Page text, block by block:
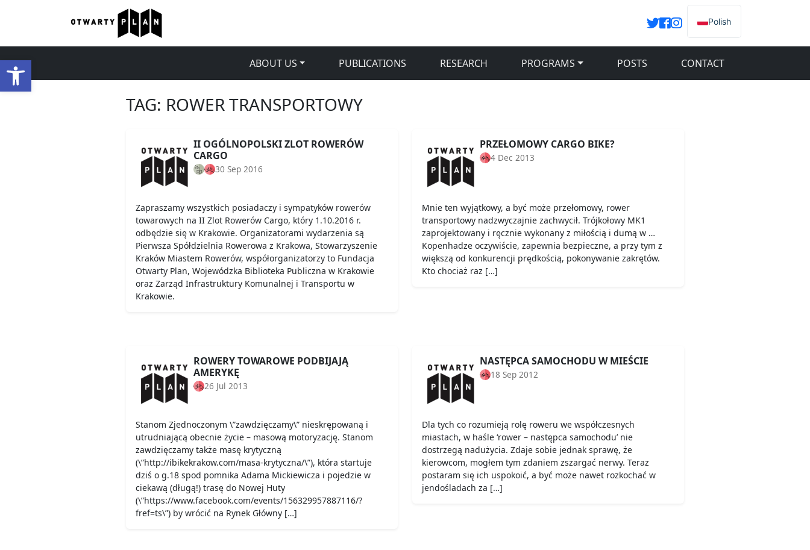
Open toolbar
Polish
ABOUT US PUBLICATIONS RESEARCH PROGRAMS POSTS CONTACT
TAG: ROWER TRANSPORTOWY
II OGÓLNOPOLSKI ZLOT ROWERÓW
CARGO
30 Sep 2016
Zapraszamy wszystkich posiadaczy i sympatyków rowerów
towarowych na II Zlot Rowerów Cargo, który 1.10.2016 r.
odbędzie się w Krakowie. Organizatorami wydarzenia są
Pierwsza Spółdzielnia Rowerowa z Krakowa, Stowarzyszenie
Kraków Miastem Rowerów, współorganizatorzy to Fundacja
Otwarty Plan, Wojewódzka Biblioteka Publiczna w Krakowie
oraz Zarząd Infrastruktury Komunalnej i Transportu w
Krakowie.
PRZEŁOMOWY CARGO BIKE?
4 Dec 2013
Mnie ten wyjątkowy, a być może przełomowy, rower
transportowy nadzwyczajnie zachwycił. Trójkołowy MK1
zaprojektowany i ręcznie wykonany z miłością i dumą w …
Kopenhadze oczywiście, zapewnia bezpieczne, a przy tym z
większą od konkurencji prędkością, pokonywanie zakrętów.
Kto chociaż raz […]
ROWERY TOWAROWE PODBIJAJĄ
AMERYKĘ
26 Jul 2013
Stanom Zjednoczonym \”zawdzięczamy\” nieskrępowaną i
utrudniającą obecnie życie – masową motoryzację. Stanom
zawdzięczamy także masę krytyczną
(\”http://ibikekrakow.com/masa-krytyczna/\”), która startuje
dziś o g.18 spod pomnika Adama Mickiewicza i pojedzie w
ciekawą (długą!) trasę do Nowej Huty
(\”https://www.facebook.com/events/156329957887116/?
fref=ts\”) by wrócić na Rynek Główny […]
NASTĘPCA SAMOCHODU W MIEŚCIE
18 Sep 2012
Dla tych co rozumieją rolę roweru we współczesnych
miastach, w haśle ‘rower – następca samochodu’ nie
dostrzegą nadużycia. Zdaje sobie jednak sprawę, że
kierowcom, mogłem tym zdaniem zszargać nerwy. Teraz
postaram się ich uspokoić, a być może nawet rozkochać w
jendośladach za […]